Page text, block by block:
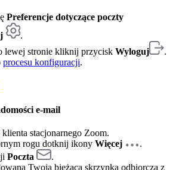
Preferencje dotyczące poczty
.
lewej stronie kliknij przycisk Wyloguj
.
procesu konfiguracji.
e-mail
stacjonarnego Zoom.
rogu dotknij ikony Więcej
.
Poczta
.
Twoja bieżąca skrzynka odbiorcza z